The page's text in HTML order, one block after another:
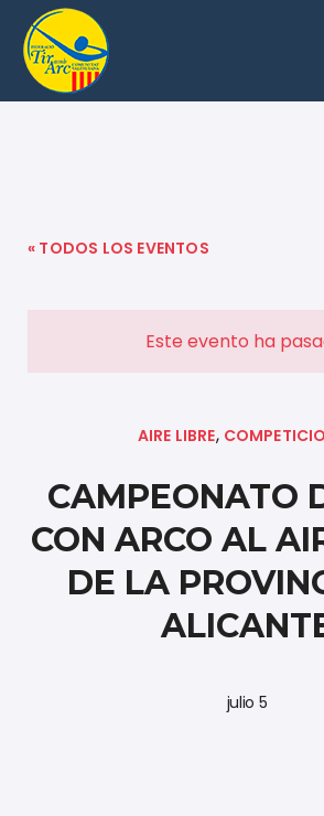
« TODOS LOS EVENTOS
Este evento ha
AIRE LIBRE,
CAMPEONATO
CON ARCO AL
DE LA
julio 5